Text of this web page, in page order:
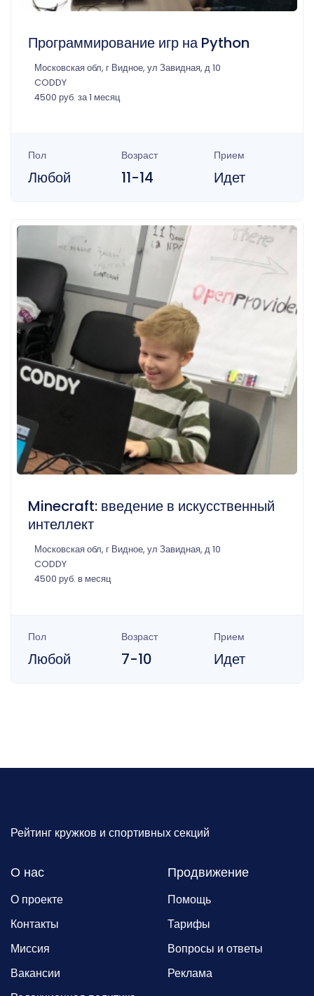
Программирование игр на Python
Московская обл, г Видное, ул Завидная, д 10
CODDY
4500 руб. за 1 месяц
Пол
Любой
Возраст
11-14
Прием
Идет
Minecraft: введение в искусственный
интеллект
Московская обл, г Видное, ул Завидная, д 10
CODDY
4500 руб. в месяц
Пол
Любой
Возраст
7-10
Прием
Идет
Рейтинг кружков и спортивных секций
О нас
О проекте
Контакты
Миссия
Вакансии
Продвижение
Помощь
Тарифы
Вопросы и ответы
Реклама